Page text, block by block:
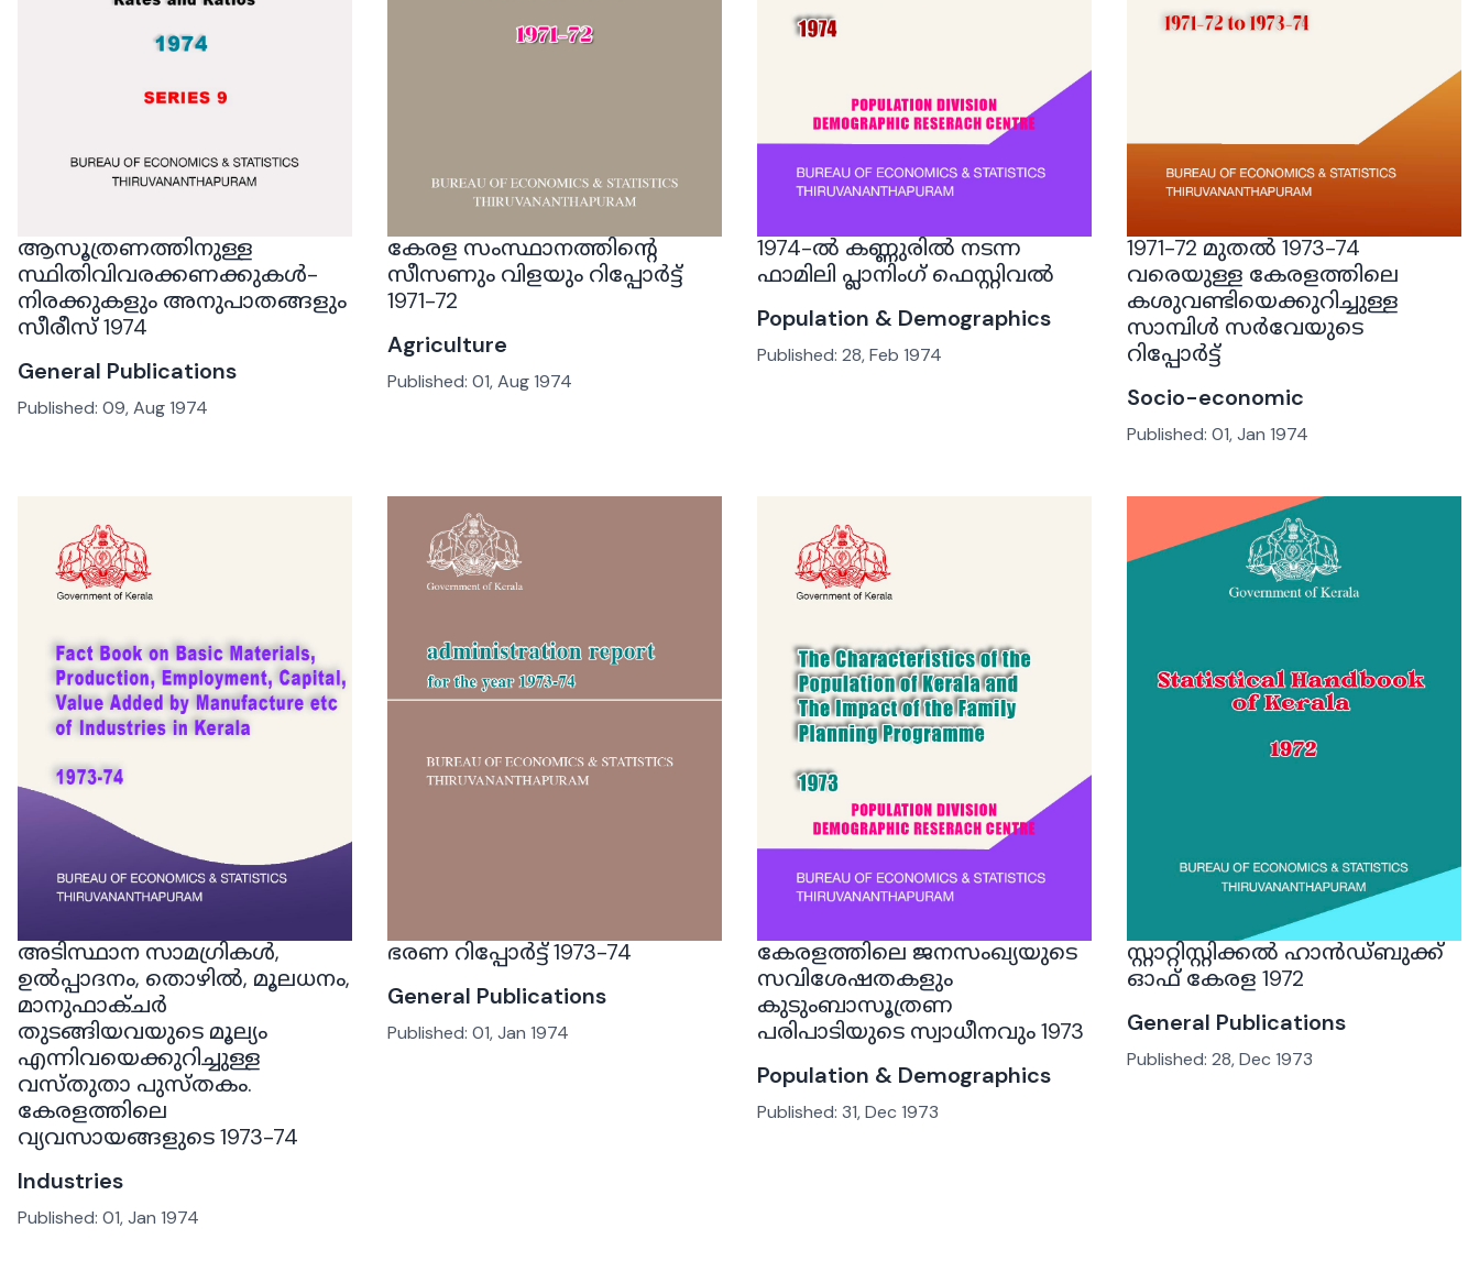
ആസൂത്രണത്തിനുള്ള
സ്ഥിതിവിവരക്കണക്കുകൾ-
നിരക്കുകളും അനുപാതങ്ങളും
സീരീസ് 1974
General Publications
Published: 09, Aug 1974
കേരള സംസ്ഥാനത്തിൻ്റെ
സീസണും വിളയും റിപ്പോർട്ട്
1971-72
Agriculture
Published: 01, Aug 1974
1974-ൽ കണ്ണുരിൽ നടന്ന
ഫാമിലി പ്ലാനിംഗ് ഫെസ്റ്റിവൽ
Population & Demographics
Published: 28, Feb 1974
1971-72 മുതൽ 1973-74
വരെയുള്ള കേരളത്തിലെ
കശുവണ്ടിയെക്കുറിച്ചുള്ള
സാമ്പിൾ സർവേയുടെ
റിപ്പോർട്ട്
Socio-economic
Published: 01, Jan 1974
അടിസ്ഥാന സാമഗ്രികൾ,
ഉൽപ്പാദനം, തൊഴിൽ, മൂലധനം,
മാനുഫാക്ചർ
തുടങ്ങിയവയുടെ മൂല്യം
എന്നിവയെക്കുറിച്ചുള്ള
വസ്തുതാ പുസ്തകം.
കേരളത്തിലെ
വ്യവസായങ്ങളുടെ 1973-74
Industries
Published: 01, Jan 1974
ഭരണ റിപ്പോർട്ട് 1973-74
General Publications
Published: 01, Jan 1974
കേരളത്തിലെ ജനസംഖ്യയുടെ
സവിശേഷതകളും
കുടുംബാസൂത്രണ
പരിപാടിയുടെ സ്വാധീനവും 1973
Population & Demographics
Published: 31, Dec 1973
സ്റ്റാറ്റിസ്റ്റിക്കൽ ഹാൻഡ്ബുക്ക്
ഓഫ് കേരള 1972
General Publications
Published: 28, Dec 1973